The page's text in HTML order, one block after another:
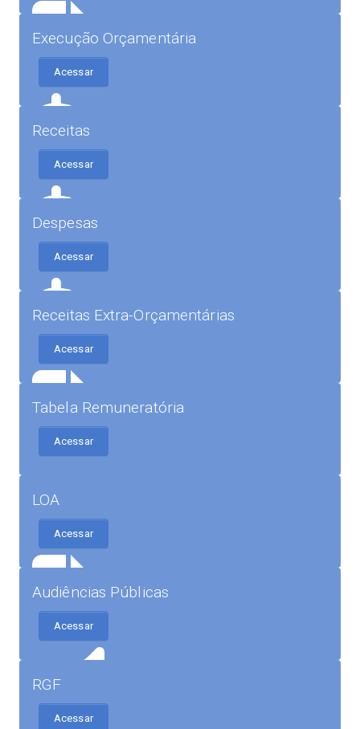
Execução Orçamentária
Acessar
Receitas
Acessar
Despesas
Acessar
Receitas Extra-Orçamentárias
Acessar
Tabela Remuneratória
Acessar
LOA
Acessar
Audiências Públicas
Acessar
RGF
Acessar